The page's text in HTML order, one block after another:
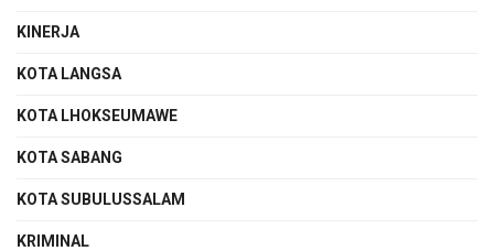
KINERJA
KOTA LANGSA
KOTA LHOKSEUMAWE
KOTA SABANG
KOTA SUBULUSSALAM
KRIMINAL